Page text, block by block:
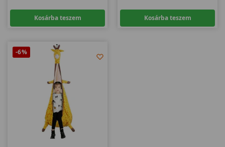
Kosárba teszem Kosárba teszem
-6%